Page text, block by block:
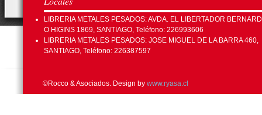
LIBRERIA METALES PESADOS: AVDA. EL LIBERTADOR
O HIGINS 1869, SANTIAGO, Teléfono: 226993606
LIBRERIA METALES PESADOS: JOSE MIGUEL DE LA BARRA 460,
SANTIAGO, Teléfono: 226387597
©Rocco & Asociados. Design by www.ryasa.cl